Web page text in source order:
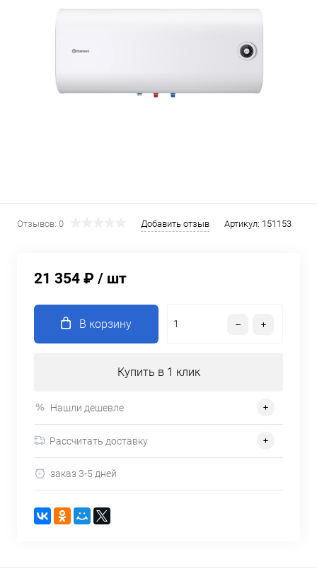
Отзывов: 0 Добавить отзыв Артикул: 151153
21 354 ₽ / шт
В корзину
Купить в 1 клик
Нашли дешевле
Рассчитать доставку
заказ 3-5 дней